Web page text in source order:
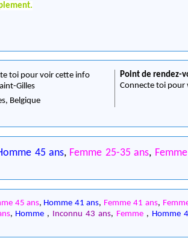
toi pour voir cette info
Gilles
Belgique
Point de rendez-
Connecte toi pour
45 ans, Femme 25-35 ans,
45 ans, Homme 41 ans, Femme 41 ans,
, Homme , Inconnu 43 ans, Femme , Homme